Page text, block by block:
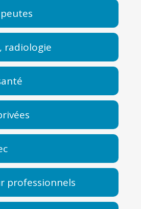
radiologie
professionnels